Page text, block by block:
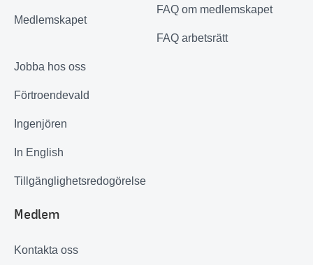
Medlemskapet
FAQ om medlemskapet
FAQ arbetsrätt
Jobba hos oss
Förtroendevald
Ingenjören
In English
Tillgänglighetsredogörelse
Medlem
Kontakta oss